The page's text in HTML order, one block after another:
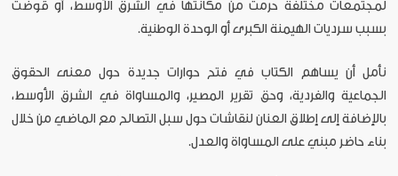
لمجتمعات مختلفة حرمت من مكانتها في الشرق الأوسط، أو قوّضت
بسبب سرديات الهيمنة الكبرى أو الوحدة الوطنية.
نأمل أن يساهم الكتاب في فتح حوارات جديدة حول معنى الحقوق
الجماعية والفردية، وحق تقرير المصير، والمساواة في الشرق الأوسط،
بالإضافة إلى إطلاق العنان لنقاشات حول سبل التصالح مع الماضي من خلال
بناء حاضر مبني على المساواة والعدل.